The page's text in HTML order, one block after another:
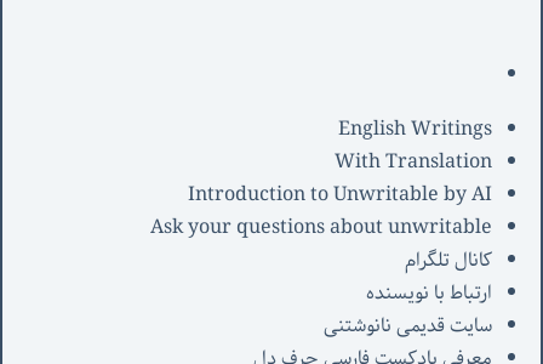
English Writings
With Translation
Introduction to Unwritable by AI
Ask your questions about unwritable
کانال تلگرام
ارتباط با نویسنده
سایت قدیمی نانوشتنی